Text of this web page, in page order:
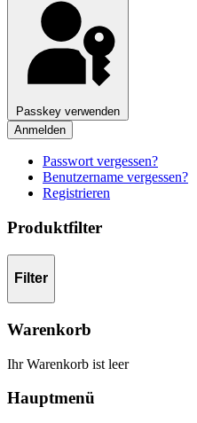
Passkey verwenden
Anmelden
Passwort vergessen?
Benutzername vergessen?
Registrieren
Produktfilter
Filter
Warenkorb
Ihr Warenkorb ist leer
Hauptmenü